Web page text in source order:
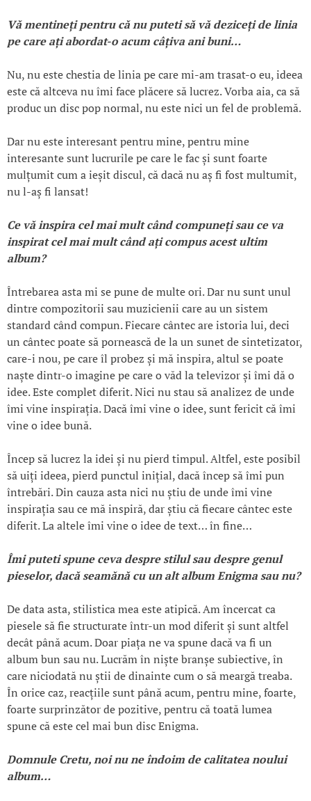
Vă mentineți pentru că nu puteti să vă deziceți de linia
pe careați abordat-o acum câțiva ani buni…
Nu, nu este chestia de linia pe care mi-am trasat-o eu, ideea
este că altceva nu îmi face plăcere să lucrez. Vorba aia, ca să
produc un disc pop normal, nu este nici un fel de problemă.
Dar nu este interesant pentru mine, pentru mine
interesante sunt lucrurile pe care le fac și sunt foarte
mulțumit cum a ieșit discul, că dacă nu aș fi fost multumit,
nu l-aș fi lansat!
Ce vă inspira cel mai mult când compuneți sau ce va
inspirat cel mai mult când ați compus acest ultim
album?
Întrebarea asta mi se pune de multe ori. Dar nu sunt unul
dintre compozitorii sau muzicienii care au un sistem
standard când compun. Fiecare cântec are istoria lui, deci
un cântec poate să pornească de la un sunet de sintetizator,
care-i nou, pe care îl probez și mă inspira, altul se poate
naște dintr-o imagine pe care o văd la televizor și îmi dă o
idee. Este complet diferit. Nici nu stau să analizez de unde
îmi vine inspirația. Dacă îmi vine o idee, sunt fericit că îmi
vine o idee bună.
Încep să lucrez la idei și nu pierd timpul. Altfel, este posibil
să uiți ideea, pierd punctul inițial, dacă încep să îmi pun
întrebări. Din cauza asta nici nu știu de unde îmi vine
inspirația sau ce mă inspiră, dar știu că fiecare cântec este
diferit. La altele îmi vine o idee de text… în fine…
Îmi puteti spune ceva despre stilul sau despre genul
pieselor, dacă seamănă cu un alt album Enigma sau nu?
De data asta, stilistica mea este atipică. Am încercat ca
piesele să fie structurate într-un mod diferit și sunt altfel
decât până acum. Doar piața ne va spune dacă va fi un
album bun sau nu. Lucrăm în niște branșe subiective, în
care niciodată nu știi de dinainte cum o să meargă treaba.
În orice caz, reacțiile sunt până acum, pentru mine, foarte,
foarte surprinzător de pozitive, pentru că toată lumea
spune că este cel mai bun disc Enigma.
Domnule Cretu, noi nu neîndoim de calitatea noului
album…